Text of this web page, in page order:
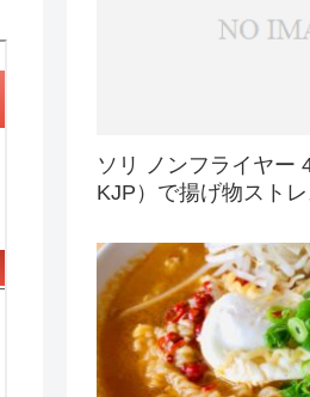
ソリ ノンフライヤー
KJP）で揚げ物スト